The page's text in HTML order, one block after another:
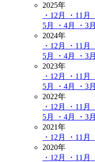
2025年
・12月
・11月
5月
・4月 ・3月
2024年
・12月
・11月
5月
・4月 ・3月
2023年
・12月
・11月
5月
・4月 ・3月
2022年
・12月
・11月
5月
・4月 ・3月
2021年
・12月
・11月
2020年
・12月
・11月